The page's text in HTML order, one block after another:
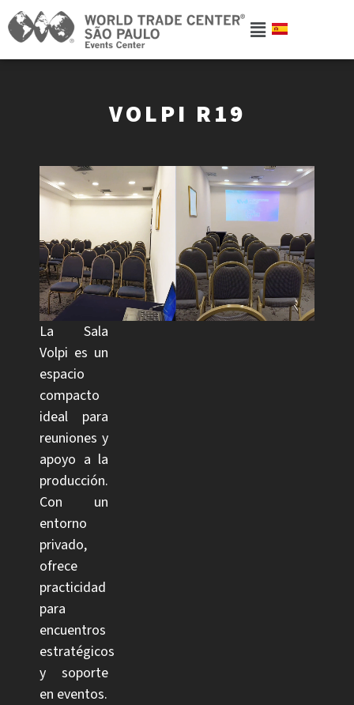
VOLPI R19
La Sala
Volpi es un
espacio
compacto
ideal para
reuniones y
apoyo a la
producción.
Con un
entorno
privado,
ofrece
practicidad
para
encuentros
estratégicos
y soporte
en eventos.